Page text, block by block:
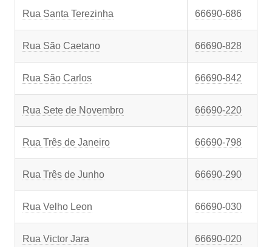
Rua Santa Terezinha 66690-686
Rua São Caetano 66690-828
Rua São Carlos 66690-842
Rua Sete de Novembro 66690-220
Rua Três de Janeiro 66690-798
Rua Três de Junho 66690-290
Rua Velho Leon 66690-030
Rua Victor Jara 66690-020